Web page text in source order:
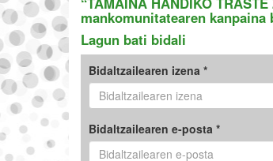
mankomunitatearen kanpaina
Lagun bati bidali
Bidaltzailearen izena *
Bidaltzailearen e-posta *